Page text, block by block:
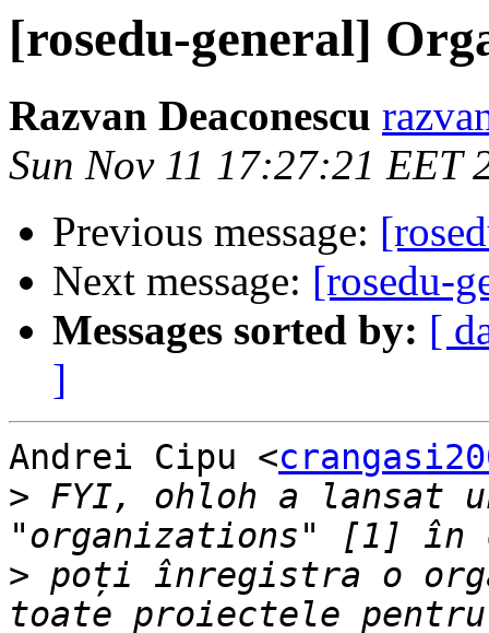
[rosedu-general]
Razvan Deaconescu
Sun Nov 11 17:27:21 EET
Previous message:
Next message: [rosedu-
Messages sorted by: [
]
Andrei Cipu <
> FYI, ohloh a lansat
> poți înregistra o